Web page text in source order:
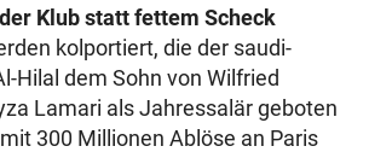
Klub statt fettem Scheck
kolportiert, die der saudi-
Hilal dem Sohn von Wilfried
Lamari als Jahressalär geboten
300 Millionen Ablöse an Paris